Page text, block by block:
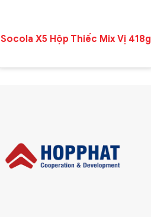
Socola X5 Hộp Thiếc Mix Vị 418g